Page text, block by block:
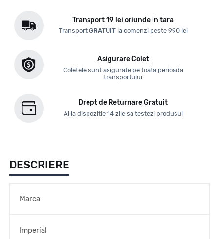
Transport 19 lei oriunde in tara
Transport GRATUITla comenzi peste 990 lei
Asigurare Colet
Coletele sunt asigurate pe toata perioada
transportului
Drept de Returnare Gratuit
Ai la dispozitie 14 zile sa testezi produsul
DESCRIERE
Marca
Imperial